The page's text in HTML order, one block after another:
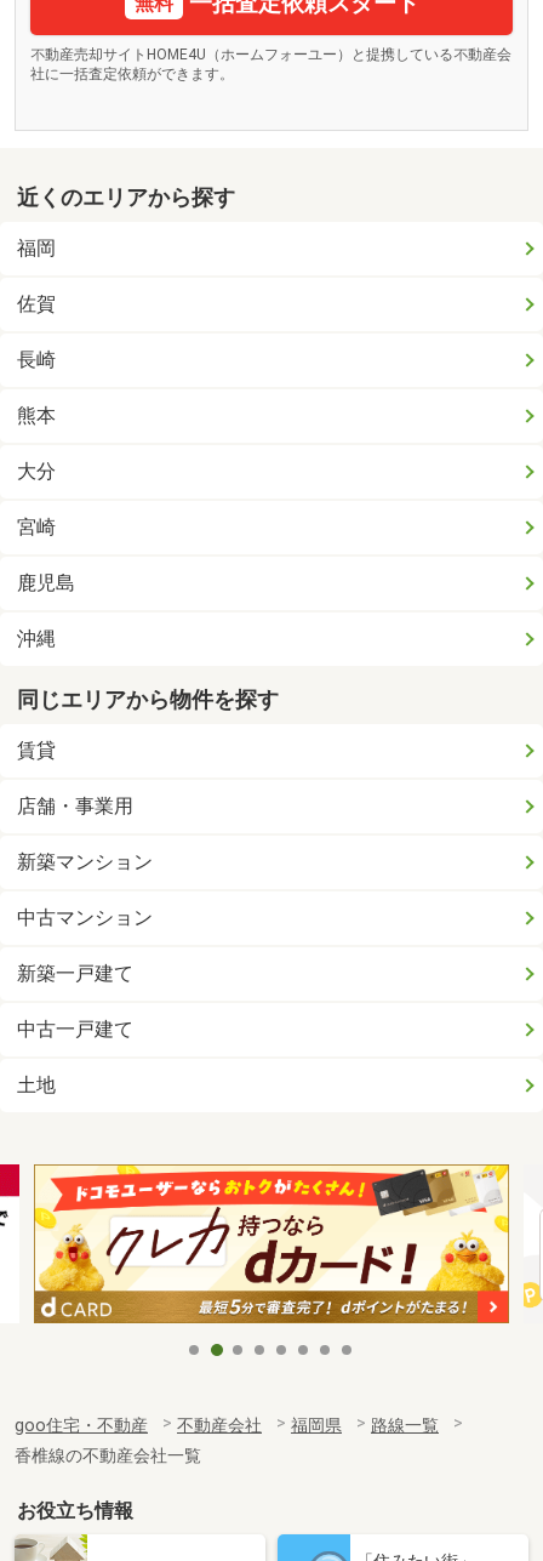
不動産売却サイトHOME4U（ホームフォーユー）と提携している不動産会
社に一括査定依頼ができます。
近くのエリアから探す
福岡
佐賀
長崎
熊本
大分
宮崎
鹿児島
沖縄
同じエリアから物件を探す
賃貸
店舗・事業用
新築マンション
中古マンション
新築一戸建て
中古一戸建て
土地
goo住宅・不動産 不動産会社 福岡県
路線一覧
香椎線の不動産会社一覧
お役立ち情報